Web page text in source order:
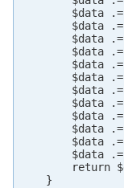
$data
$data
$data
$data
$data
$data
$data
$data
$data
$data
$data
$data
return
    }